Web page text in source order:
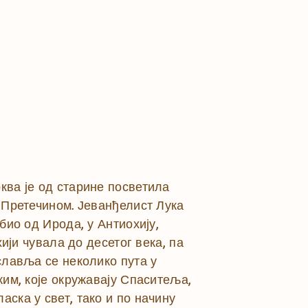
је од старине посветила
Јеванђелист Лука
од Ирода, у Антиохију,
чувала до десетог века, па
се неколико пута у
које окружавају Спаситеља,
у свет, тако и по начину